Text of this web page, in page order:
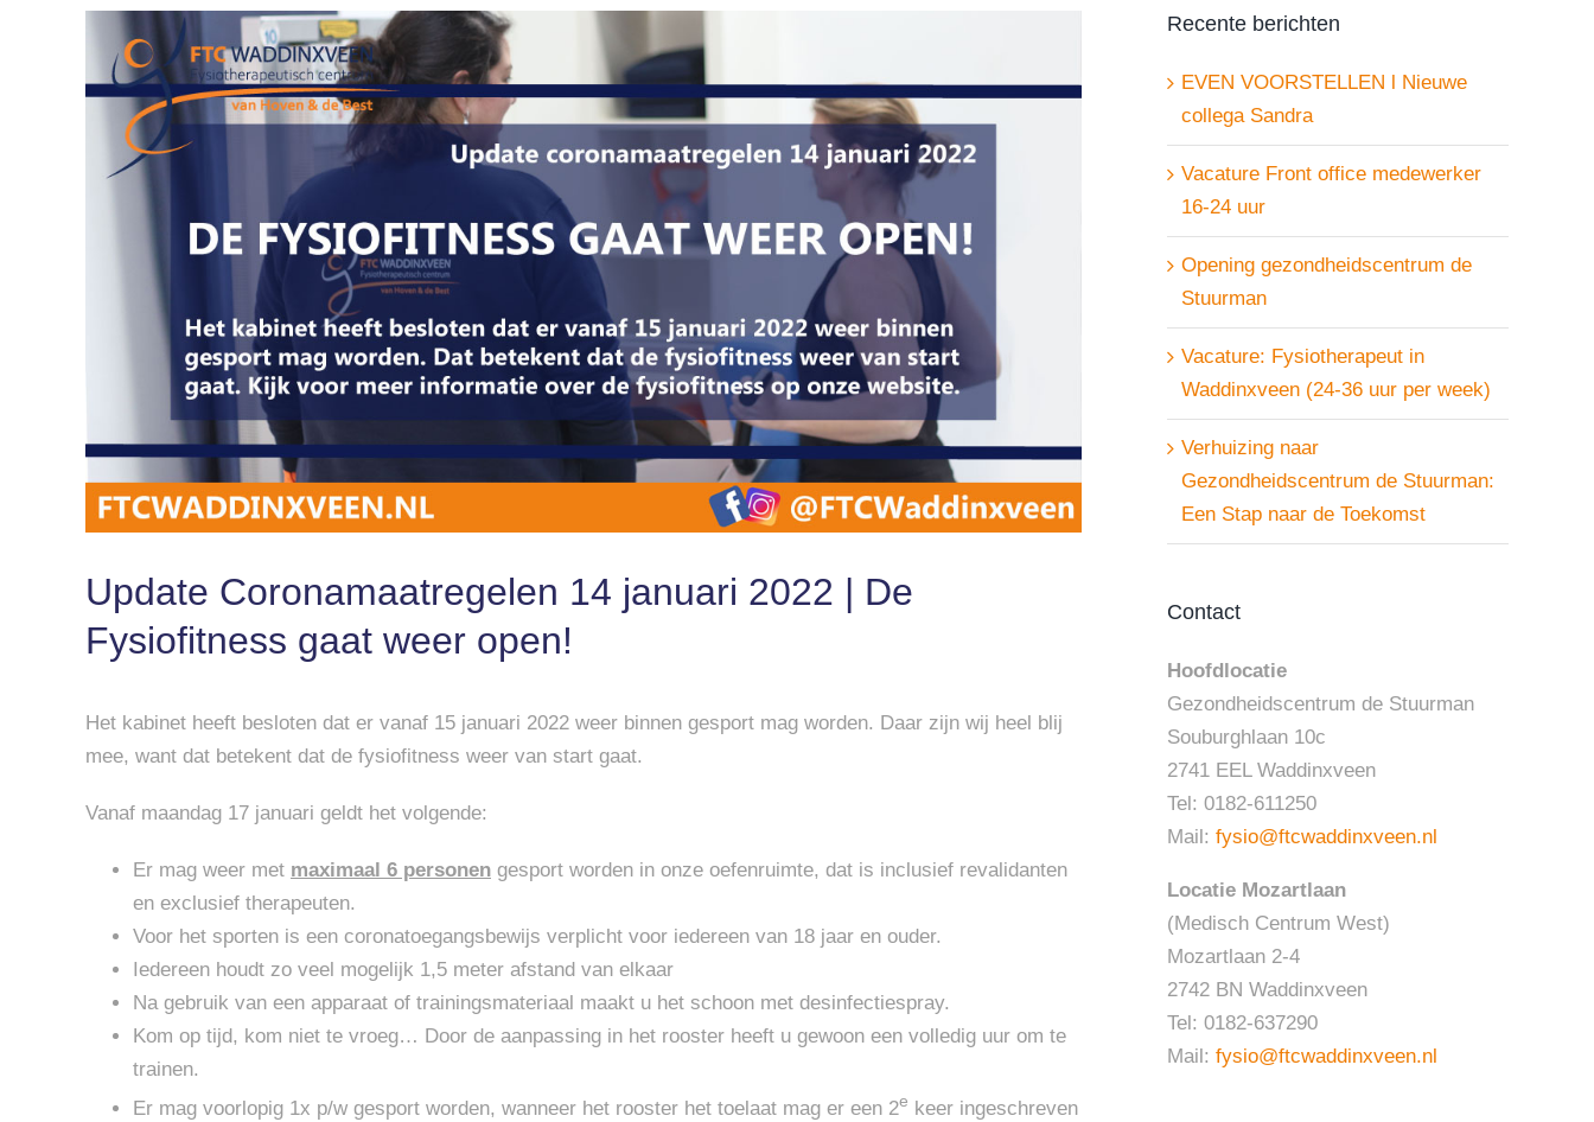
grotere
afbeelding
Update Coronamaatregelen 14 januari 2022 | De
Fysiofitness gaat weer open!
Het kabinet heeft besloten dat er vanaf 15 januari 2022 weer binnen gesport mag worden. Daar zijn wij heel blij
mee, want dat betekent dat de fysiofitness weer van start gaat.
Vanaf maandag 17 januari geldt het volgende:
Er mag weer met maximaal 6 personen gesport worden in onze oefenruimte, dat is inclusief revalidanten
en exclusief therapeuten.
Voor het sporten is een coronatoegangsbewijs verplicht voor iedereen van 18 jaar en ouder.
Iedereen houdt zo veel mogelijk 1,5 meter afstand van elkaar
Na gebruik van een apparaat of trainingsmateriaal maakt u het schoon met desinfectiespray.
Kom op tijd, kom niet te vroeg… Door de aanpassing in het rooster heeft u gewoon een volledig uur om te
trainen.
Er mag voorlopig 1x p/w gesport worden, wanneer het rooster het toelaat mag er een 2e keer ingeschreven
Recente berichten
EVEN VOORSTELLEN l Nieuwe
collega Sandra
Vacature Front office medewerker
16-24 uur
Opening gezondheidscentrum de
Stuurman
Vacature: Fysiotherapeut in
Waddinxveen (24-36 uur per week)
Verhuizing naar
Gezondheidscentrum de Stuurman:
Een Stap naar de Toekomst
Contact
Hoofdlocatie
Gezondheidscentrum de Stuurman
Souburghlaan 10c
2741 EEL Waddinxveen
Tel: 0182-611250
Mail: fysio@ftcwaddinxveen.nl
Locatie Mozartlaan
(Medisch Centrum West)
Mozartlaan 2-4
2742 BN Waddinxveen
Tel: 0182-637290
Mail: fysio@ftcwaddinxveen.nl